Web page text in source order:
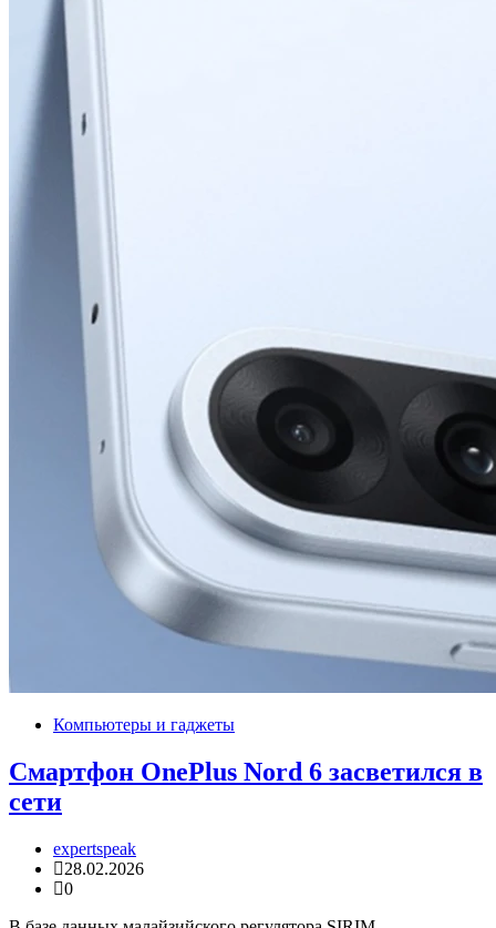
Компьютеры и гаджеты
Смартфон OnePlus Nord 6 засветился в
сети
expertspeak
28.02.2026
0